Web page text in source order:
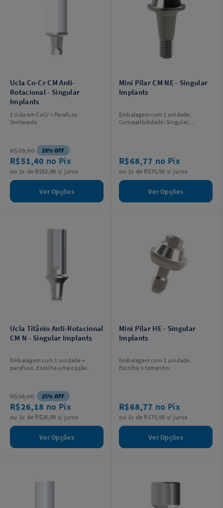
Ucla Co-Cr CM Anti-
Rotacional - Singular
Implants
1 Ucla em CoCr + Parafuso
Sextavado
R$70,90 28% OFF
R$51,40 no Pix
ou 1x de R$52,99 s/ juros
Ver Opções
Mini Pilar CM NE - Singular
Implants
Embalagem com 1 unidade.
Compatibilidade: Singular,
R$68,77 no Pix
ou 1x de R$70,90 s/ juros
Ver Opções
Ucla Titânio Anti-Rotacional
CM N - Singular Implants
Embalagem com 1 unidade +
parafuso. Escolha uma opção.
R$34,90 25% OFF
R$26,18 no Pix
ou 1x de R$26,99 s/ juros
Ver Opções
Mini Pilar HE - Singular
Implants
Embalagem com 1 unidade.
Escolha o tamanho.
R$68,77 no Pix
ou 1x de R$70,90 s/ juros
Ver Opções